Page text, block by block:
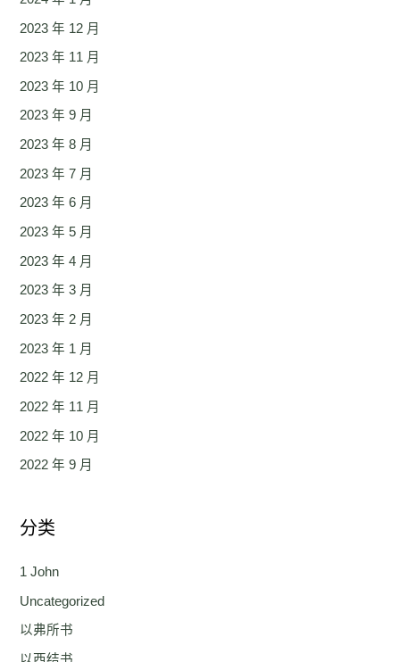
2023 年 12 月
2023 年 11 月
2023 年 10 月
2023 年 9 月
2023 年 8 月
2023 年 7 月
2023 年 6 月
2023 年 5 月
2023 年 4 月
2023 年 3 月
2023 年 2 月
2023 年 1 月
2022 年 12 月
2022 年 11 月
2022 年 10 月
2022 年 9 月
分类
1 John
Uncategorized
以弗所书